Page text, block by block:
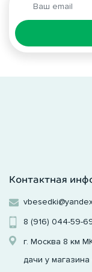
Контактная
8 (916) 044-59-
г. Москва 8 км
дачи у магазина